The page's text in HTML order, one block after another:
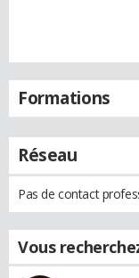
Formations
Réseau
Pas de contact
Vous